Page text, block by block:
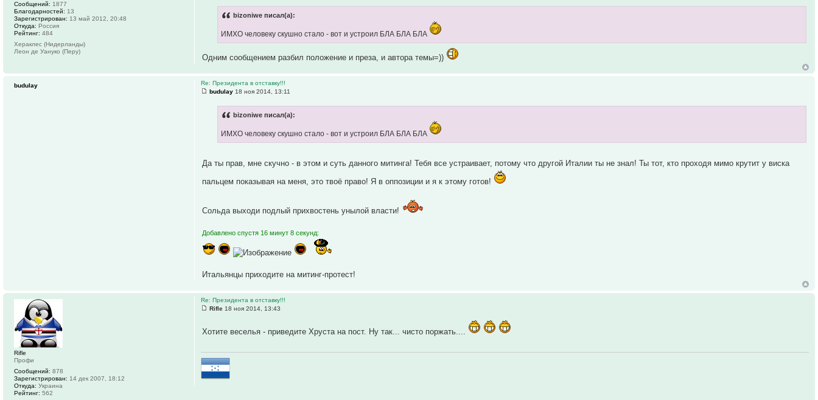
bizoniwe писал(а):
ИМХО человеку скушно стало - вот и устроил БЛА БЛА БЛА
Одним сообщением разбил положение и преза, и автора темы=))
Сообщений: 1877
Благодарностей: 13
Зарегистрирован: 13 май 2012, 20:48
Откуда: Россия
Рейтинг: 484
Хераклес (Нидерланды)
Леон де Уануко (Перу)
Re: Президента в отставку!!!
budulay 18 ноя 2014, 13:11
bizoniwe писал(а):
ИМХО человеку скушно стало - вот и устроил БЛА БЛА БЛА
Да ты прав, мне скучно - в этом и суть данного митинга! Тебя все устраивает, потому что другой Италии ты не знал! Ты тот, кто проходя мимо крутит у виска
пальцем показывая на меня, это твоё право! Я в оппозиции и я к этому готов!
Сольда выходи подлый прихвостень унылой власти!
Добавлено спустя 16 минут 8 секунд:
Итальянцы приходите на митинг-протест!
budulay
Re: Президента в отставку!!!
Rifle 18 ноя 2014, 13:43
Хотите веселья - приведите Хруста на пост. Ну так... чисто поржать....
Rifle
Профи
Сообщений: 878
Зарегистрирован: 14 дек 2007, 18:12
Откуда: Украина
Рейтинг: 562